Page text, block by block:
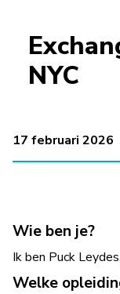
NYC
17 februari 2026
Wie ben je?
Ik ben Puck
Welke